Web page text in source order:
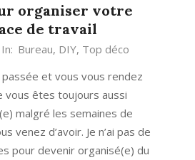
organiser votre
de travail
In: Bureau, DIY, Top déco
et vous vous rendez
vous êtes toujours aussi
malgré les semaines de
venez d’avoir. Je n’ai pas de
pour devenir organisé(e) du